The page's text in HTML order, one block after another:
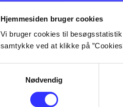
Hjemmesiden bruger cookies
Vi bruger cookies til
samtykke ved at klikke på
Nødvendig
...
...
...